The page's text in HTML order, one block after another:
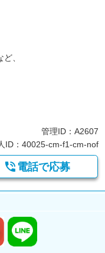
、
管理ID：A2607
ID：40025-cm-f1-cm-nof
 電話で応募